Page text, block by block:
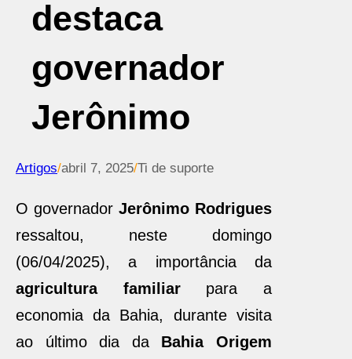
destaca
governador
Jerônimo
Artigos/abril 7, 2025/Ti de suporte
O governador Jerônimo Rodrigues
ressaltou, neste domingo
(06/04/2025), a importância da
agricultura familiarpara a
economia da Bahia, durante visita
ao último dia da Bahia Origem